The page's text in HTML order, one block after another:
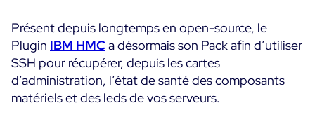
Présent depuis longtemps en open-source, le
Plugin IBM HMCa désormais son Pack afin d’utiliser
SSH pour récupérer, depuis les cartes
d’administration, l’état de santé des composants
matériels et des leds de vos serveurs.